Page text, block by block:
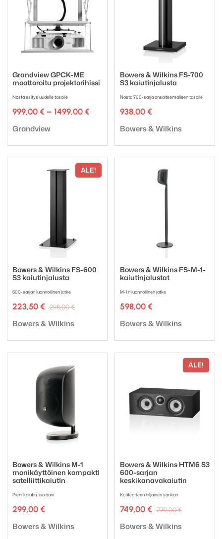
Grandview GPCK-ME
moottoroitu projektorihissi
Nosta esitys uudelle tasolle
999,00 € – 1499,00 € Hintaluokka:
Tuotemerkki:
Grandview
Bowers & Wilkins FS-700
S3 kaiutinjalusta
Nosta 700-sarja ansaitsemalleen tasolle
938,00 €
Tuotemerkki:
Bowers & Wilkins
ALE!
Bowers & Wilkins FS-600
S3 kaiutinjalusta
600-sarjan luonnollinen jatke
298,00€Alkuperäinen
oli:
223,50 €
Nykyinen
on:
Tuotemerkki:
Bowers & Wilkins
Bowers & Wilkins FS-M-1-
kaiutinjalustat
M-1:n luonnollinen jatke
598,00 €
Tuotemerkki:
Bowers & Wilkins
Bowers & Wilkins M-1
monikäyttöinen kompakti
satelliittikaiutin
Pieni kaiutin, iso ääni
299,00 €
Tuotemerkki:
Bowers & Wilkins
ALE!
Bowers & Wilkins HTM6 S3
600-sarjan
keskikanavakaiutin
Kotiteatterin hiljainen sankari
779,00€
oli:
749,00 €
Nykyinen
on:
Tuotemerkki:
Bowers & Wilkins